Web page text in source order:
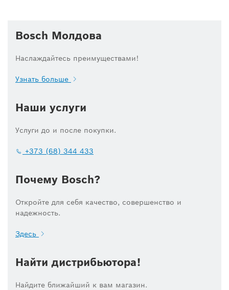
Bosch Молдова
Наслаждайтесь преимуществами!
Узнать больше
Наши услуги
Услуги до и после покупки.
+373 (68) 344 433
Почему Bosch?
Откройте для себя качество, совершенство и
надежность.
Здесь
Найти дистрибьютора!
Найдите ближайший к вам магазин.